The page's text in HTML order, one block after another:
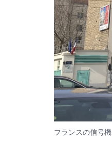
フランスの信号機